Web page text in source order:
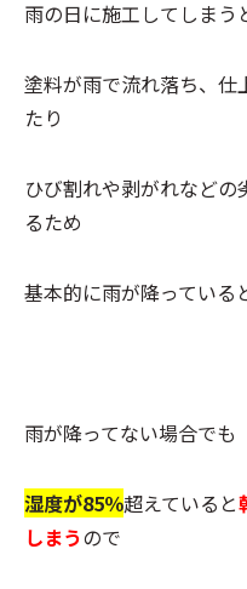
雨の日に施工してしまう
塗料が雨で流れ落ち、仕
たり
ひび割れや剥がれなど
るため
基本的に雨が降っている
雨が降ってない場合でも
湿度が85％超えていると
しまうので